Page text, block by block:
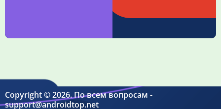
Copyright © 2026. По всем вопросам -
support@androidtop.net